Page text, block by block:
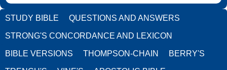
STUDY BIBLE QUESTIONS AND ANSWERS
STRONG'S CONCORDANCE AND LEXICON
BIBLE VERSIONS THOMPSON-CHAIN BERRY'S